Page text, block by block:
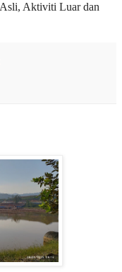
Aktiviti Luar dan